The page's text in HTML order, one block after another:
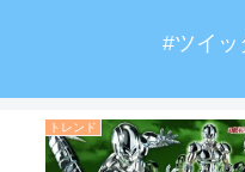
#ツイッ
トレンド